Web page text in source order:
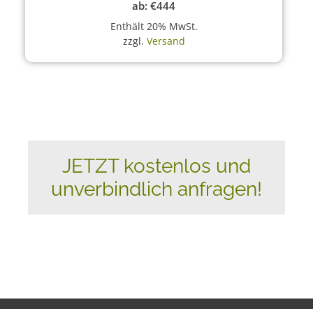
ab:€444
Enthält 20% MwSt.
zzgl. Versand
JETZT kostenlos und
unverbindlich anfragen!